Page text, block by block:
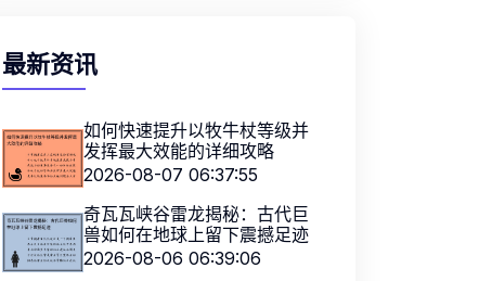
最新资讯
如何快速提升以牧牛杖等级并
发挥最大效能的详细攻略
2026-08-07 06:37:55
奇瓦瓦峡谷雷龙揭秘：古代巨
兽如何在地球上留下震撼足迹
2026-08-06 06:39:06